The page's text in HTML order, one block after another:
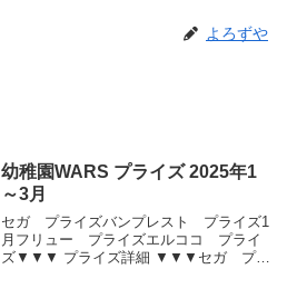
よろずや
幼稚園WARS プライズ 2025年1
～3月
セガ プライズバンプレスト プライズ1
月フリュー プライズエルココ プライ
ズ▼▼▼ プライズ詳細 ▼▼▼セガ プラ